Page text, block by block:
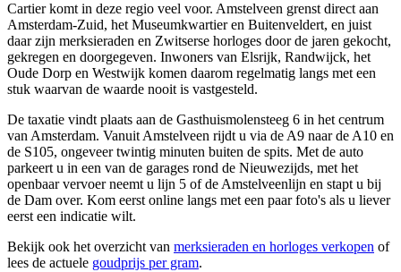
Cartier komt in deze regio veel voor. Amstelveen grenst direct aan
Amsterdam-Zuid, het Museumkwartier en Buitenveldert, en juist
daar zijn merksieraden en Zwitserse horloges door de jaren gekocht,
gekregen en doorgegeven. Inwoners van Elsrijk, Randwijck, het
Oude Dorp en Westwijk komen daarom regelmatig langs met een
stuk waarvan de waarde nooit is vastgesteld.
De taxatie vindt plaats aan de Gasthuismolensteeg 6 in het centrum
van Amsterdam. Vanuit Amstelveen rijdt u via de A9 naar de A10 en
de S105, ongeveer twintig minuten buiten de spits. Met de auto
parkeert u in een van de garages rond de Nieuwezijds, met het
openbaar vervoer neemt u lijn 5 of de Amstelveenlijn en stapt u bij
de Dam over. Kom eerst online langs met een paar foto's als u liever
eerst een indicatie wilt.
Bekijk ook het overzicht van merksieraden en horloges verkopen of
lees de actuele goudprijs per gram.